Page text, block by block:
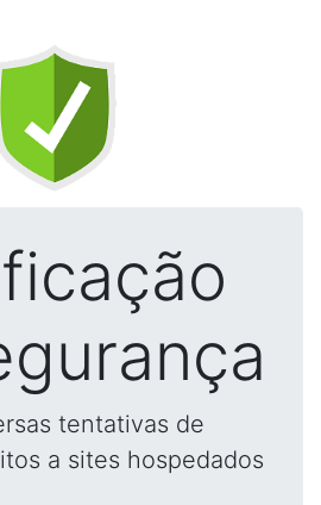
tentativas de
a sites hospedados